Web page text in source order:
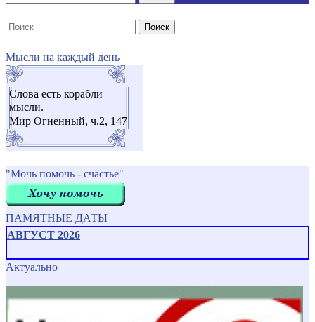
Поиск
Мысли на каждый день
Слова есть корабли
мысли.
Мир Огненный, ч.2, 147
"Мочь помочь - счастье"
ПАМЯТНЫЕ ДАТЫ
АВГУСТ 2026
Актуально